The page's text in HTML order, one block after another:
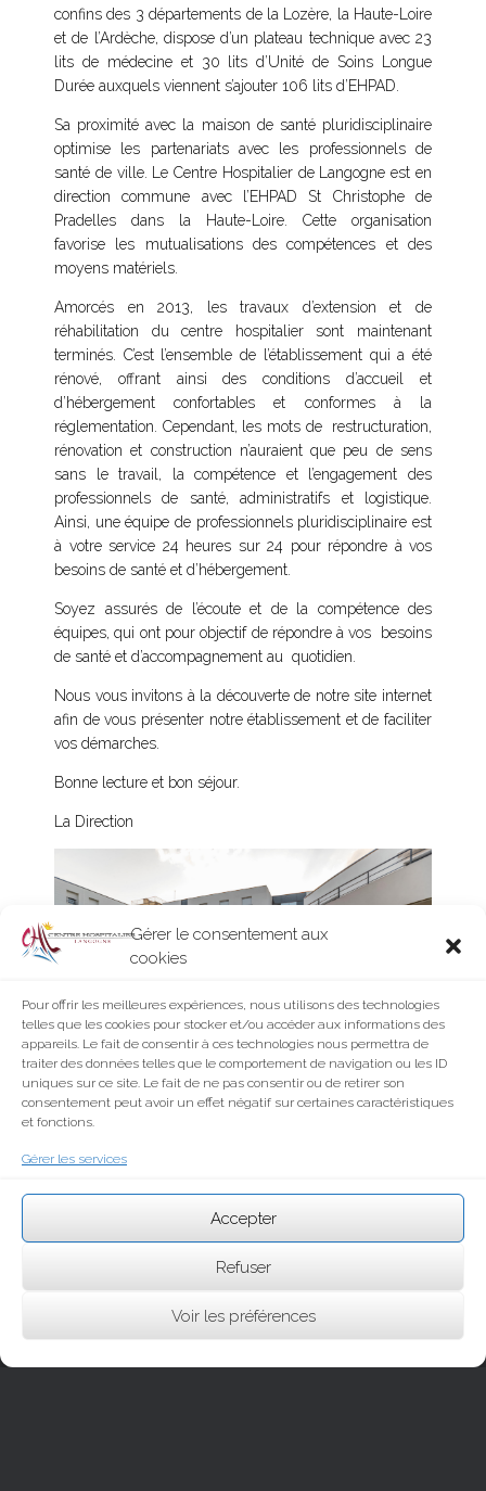
Gérer le consentement aux
cookies
Pour offrir les meilleures expériences, nous utilisons des technologies
telles que les cookies pour stocker et/ou accéder aux informations des
appareils. Le fait de consentir à ces technologies nous permettra de
traiter des données telles que le comportement de navigation ou les ID
uniques sur ce site. Le fait de ne pas consentir ou de retirer son
consentement peut avoir un effet négatif sur certaines caractéristiques
et fonctions.
Gérer les services
Accepter
Refuser
Voir les préférences
confins des 3 départements de la Lozère, la Haute-Loire
et de l’Ardèche, dispose d’un plateau technique avec 23
lits de médecine et 30 lits d’Unité de Soins Longue
Durée auxquels viennent s’ajouter 106 lits d’EHPAD.
Sa proximité avec la maison de santé pluridisciplinaire
optimise les partenariats avec les professionnels de
santé de ville. Le Centre Hospitalier de Langogne est en
direction commune avec l’EHPAD St Christophe de
Pradelles dans la Haute-Loire. Cette organisation
favorise les mutualisations des compétences et des
moyens matériels.
Amorcés en 2013, les travaux d’extension et de
réhabilitation du centre hospitalier sont maintenant
terminés. C’est l’ensemble de l’établissement qui a été
rénové, offrant ainsi des conditions d’accueil et
d’hébergement confortables et conformes à la
réglementation. Cependant, les mots de restructuration,
rénovation et construction n’auraient que peu de sens
sans le travail, la compétence et l’engagement des
professionnels de santé, administratifs et logistique.
Ainsi, une équipe de professionnels pluridisciplinaire est
à votre service 24 heures sur 24 pour répondre à vos
besoins de santé et d’hébergement.
Soyez assurés de l’écoute et de la compétence des
équipes, qui ont pour objectif de répondre à vos besoins
de santé et d’accompagnement au quotidien.
Nous vous invitons à la découverte de notre site internet
afin de vous présenter notre établissement et de faciliter
vos démarches.
Bonne lecture et bon séjour.
La Direction